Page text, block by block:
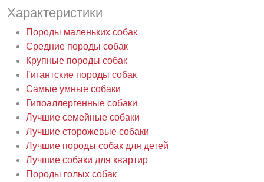
Характеристики
Породы маленьких собак
Средние породы собак
Крупные породы собак
Гигантские породы собак
Самые умные собаки
Гипоаллергенные собаки
Лучшие семейные собаки
Лучшие сторожевые собаки
Лучшие породы собак для детей
Лучшие собаки для квартир
Породы голых собак